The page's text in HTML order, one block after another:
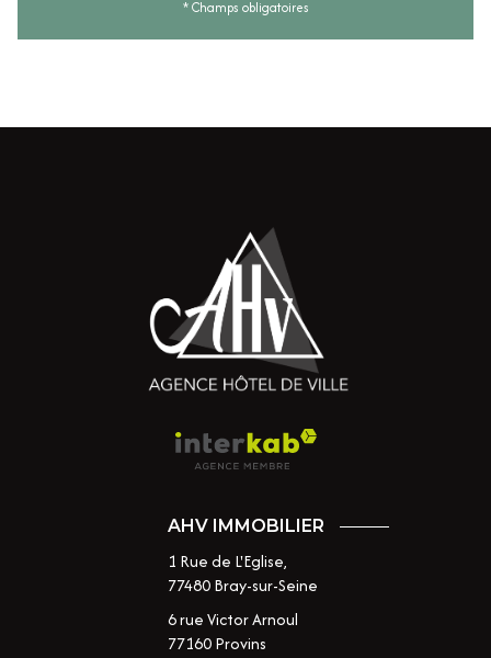
* Champs obligatoires
AHV IMMOBILIER
1 Rue de L'Eglise,
77480Bray-sur-Seine
6 rue Victor Arnoul
77160 Provins